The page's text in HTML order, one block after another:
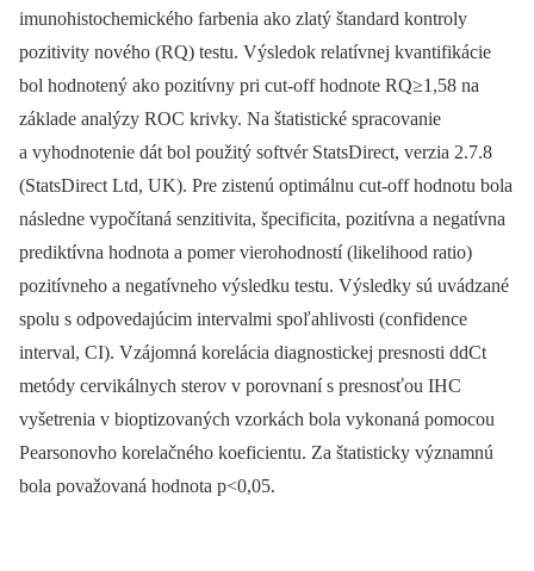
imunohistochemického farbenia ako zlatý štandard kontroly
pozitivity nového (RQ) testu. Výsledok relatívnej kvantifikácie
bol hodnotený ako pozitívny pri cut-off hodnote RQ≥1,58 na
základe analýzy ROC krivky. Na štatistické spracovanie
a vyhodnotenie dát bol použitý softvér StatsDirect, verzia 2.7.8
(StatsDirect Ltd, UK). Pre zistenú optimálnu cut-off hodnotu bola
následne vypočítaná senzitivita, špecificita, pozitívna a negatívna
prediktívna hodnota a pomer vierohodností (likelihood ratio)
pozitívneho a negatívneho výsledku testu. Výsledky sú uvádzané
spolu s odpovedajúcim intervalmi spoľahlivosti (confidence
interval, CI). Vzájomná korelácia diagnostickej presnosti ddCt
metódy cervikálnych sterov v porovnaní s presnosťou IHC
vyšetrenia v bioptizovaných vzorkách bola vykonaná pomocou
Pearsonovho korelačného koeficientu. Za štatisticky významnú
bola považovaná hodnota p<0,05.